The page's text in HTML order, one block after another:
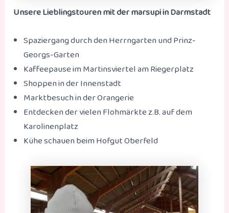
Unsere Lieblingstouren mit der marsupi in Darmstadt
Spaziergang durch den Herrngarten und Prinz-
Georgs-Garten
Kaffeepause im Martinsviertel am Riegerplatz
Shoppen in der Innenstadt
Marktbesuch in der Orangerie
Entdecken der vielen Flohmärkte z.B. auf dem
Karolinenplatz
Kühe schauen beim Hofgut Oberfeld